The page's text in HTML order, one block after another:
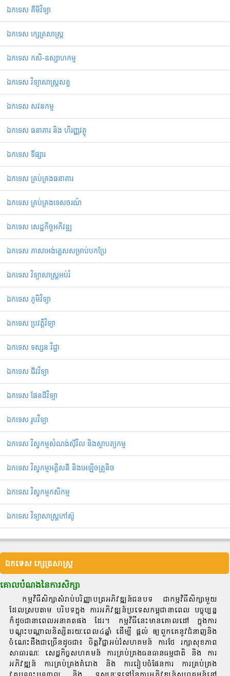
ឯកទេស គីមីវិទ្យា
ឯកទេស ក្សេត្រសាស្ត្រ
ឯកទេស កសិ-ឧស្សាហកម្ម
ឯកទេស វិទ្យាសាស្ត្រសត្វ
ឯកទេស សវនកម្ម
ឯកទេស ធនាគារ និង ហិរញ្ញវត្ថុ
ឯកទេស ទីផ្សារ
ឯកទេស គ្រប់គ្រងធនាគារ
ឯកទេស គ្រប់គ្រងទេសចរណ៍
ឯកទេស សេដ្ឋកិច្ចអភិវឌ្ឍ
ឯកទេស ភាសាអង់គ្លេសសម្រាប់បកប្រែ
ឯកទេស វិទ្យាសាស្ត្រអប់រំ
ឯកទេស ភូមិវិទ្យា
ឯកទេស ប្រវត្តិវិទ្យា
ឯកទេស ទស្សនៈវិជ្ជា
ឯកទេស ជីវវិទ្យា
ឯកទេស ផែនដីវិទ្យា
ឯកទេស រូបវិទ្យា
ឯកទេស វិស្វកម្មសំណង់ស៊ីវិល និងស្ថាបត្យកម្ម
ឯកទេស វិស្វកម្មអគ្គិសនី និងអេឡិចត្រូនិច
ឯកទេស វិស្វកម្មកសិកម្ម
ឯកទេស វិទ្យាសាស្ត្រកៅស៊ូ
ឯកទេស ក្សេត្រសាស្ត្រ
គោលបំណងនៃការសិក្សា
កម្មវិធីសិក្សាសំរាប់បរិញ្ញាបត្រអភិវឌ្ឍន៍ជនបទ ជាកម្មវិធីសិក្សាមួយ
ដែលស្របតាម បរិបទក្នុង ការអភិវឌ្ឍន៍ប្រទេសកម្ពុជានាពេល បច្ចុប្បន្ន
ក៏ដូចជានាពេលអនាគតផង ដែរ។ កម្មវិធីនេះមានគោលដៅ ក្នុងការ
បណ្តុះបណ្តាលនិស្សិតរយៈពេល៤ឆ្នាំ ដើម្បី ផ្តល់ ឲ្យពួកគេនូវជំនាញនិង
ចំណេះដឹងជាច្រើនដូចជា៖ ចិត្តវិជ្ជាអប់រំសហគមន៍ ការថែ រក្សាសុខភាព
សាធារណៈ សេដ្ឋកិច្ចសហគមន៍ ការគ្រប់គ្រងធនធានធម្មជាតិ និង ការ
អភិវឌ្ឍន៍ ការគ្រប់គ្រងគំរោង និង ការរៀបចំផែនការ ការគ្រប់គ្រង